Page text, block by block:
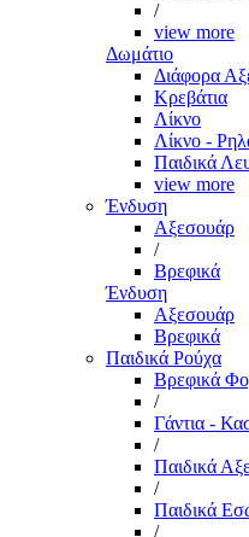
/
view more
Δωμάτιο
Διάφορα
Κρεβάτια
Λίκνο
Λίκνο -
Παιδικά
view more
Ένδυση
Αξεσουάρ
/
Βρεφικά
Ένδυση
Αξεσουάρ
Βρεφικά
Παιδικά Ρούχα
Βρεφικά
/
Γάντια -
/
Παιδικά
/
Παιδικά
/